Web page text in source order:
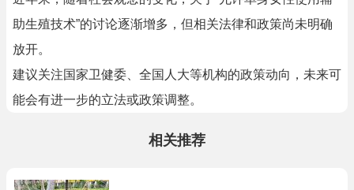
助生殖技术”的讨论逐渐增多，但相关法律和政策尚未明确
放开。
建议关注国家卫健委、全国人大等机构的政策动向，未来可
能会有进一步的立法或政策调整。
相关推荐